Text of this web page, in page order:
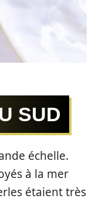
SUD
échelle.
à la mer
étaient très